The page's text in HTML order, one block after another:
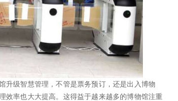
升级智慧管理，不管是票务预订，还是出入博物
效率也大大提高。这得益于越来越多的博物馆注重